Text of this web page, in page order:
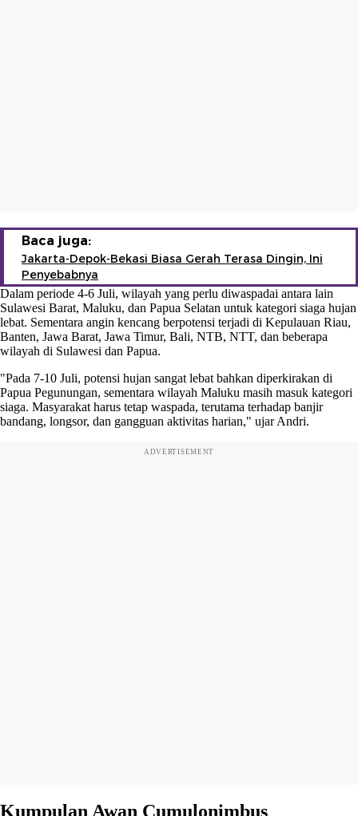
Baca juga:
Jakarta-Depok-Bekasi Biasa Gerah Terasa Dingin, Ini
Penyebabnya
Dalam periode 4-6 Juli, wilayah yang perlu diwaspadai antara lain
Sulawesi Barat, Maluku, dan Papua Selatan untuk kategori siaga hujan
lebat. Sementara angin kencang berpotensi terjadi di Kepulauan Riau,
Banten, Jawa Barat, Jawa Timur, Bali, NTB, NTT, dan beberapa
wilayah di Sulawesi dan Papua.
"Pada 7-10 Juli, potensi hujan sangat lebat bahkan diperkirakan di
Papua Pegunungan, sementara wilayah Maluku masih masuk kategori
siaga. Masyarakat harus tetap waspada, terutama terhadap banjir
bandang, longsor, dan gangguan aktivitas harian," ujar Andri.
ADVERTISEMENT
Kumpulan Awan Cumulonimbus